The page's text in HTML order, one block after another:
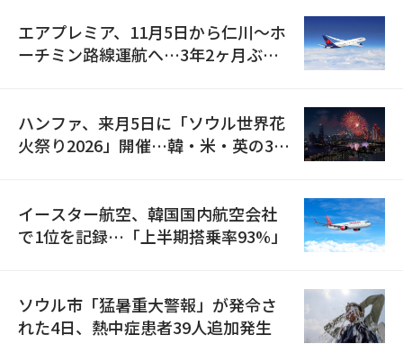
エアプレミア、11月5日から仁川〜ホ
ーチミン路線運航へ…3年2ヶ月ぶり
ハンファ、来月5日に「ソウル世界花
火祭り2026」開催…韓・米・英の3カ
イースター航空、韓国国内航空会社
で1位を記録…「上半期搭乗率93%」
ソウル市「猛暑重大警報」が発令さ
れた4日、熱中症患者39人追加発生